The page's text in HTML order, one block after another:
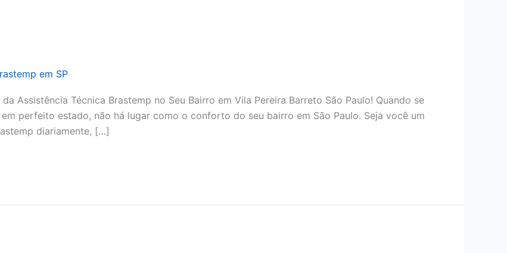
em SP
Assistência Técnica Brastemp no Seu Bairro em Vila Pereira Barreto São Paulo! Quando se
perfeito estado, não há lugar como o conforto do seu bairro em São Paulo. Seja você um
diariamente, […]